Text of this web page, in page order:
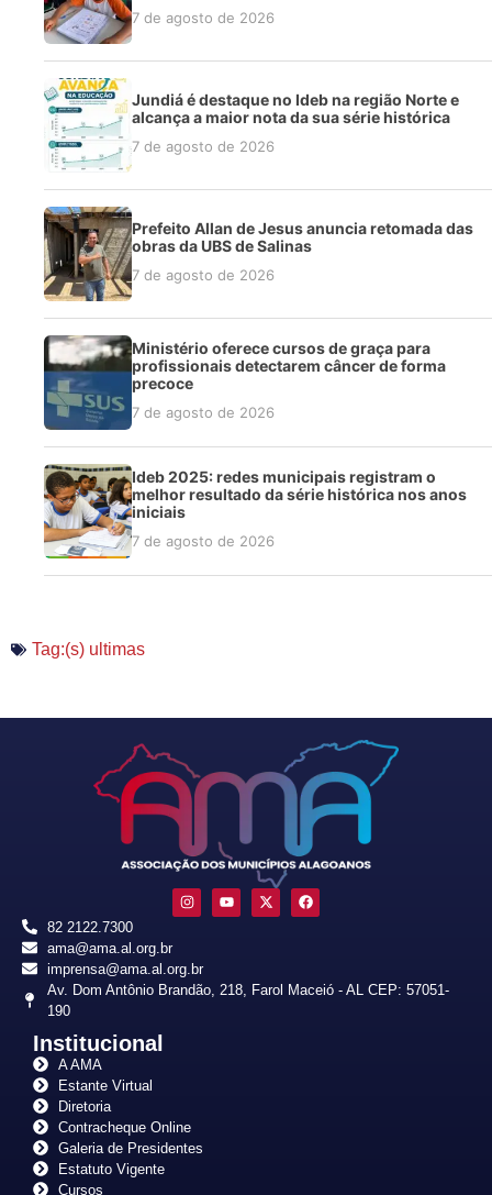
7 de agosto de 2026
Jundiá é destaque no Ideb na região Norte e
alcança a maior nota da sua série histórica
7 de agosto de 2026
Prefeito Allan de Jesus anuncia retomada das
obras da UBS de Salinas
7 de agosto de 2026
Ministério oferece cursos de graça para
profissionais detectarem câncer de forma
precoce
7 de agosto de 2026
Ideb 2025: redes municipais registram o
melhor resultado da série histórica nos anos
iniciais
7 de agosto de 2026
Tag:(s) ultimas
82 2122.7300
ama@ama.al.org.br
imprensa@ama.al.org.br
Av. Dom Antônio Brandão, 218, Farol Maceió - AL CEP: 57051-
190
Institucional
A AMA
Estante Virtual
Diretoria
Contracheque Online
Galeria de Presidentes
Estatuto Vigente
Cursos